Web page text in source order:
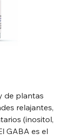
de plantas
relajantes,
(inositol,
GABA es el